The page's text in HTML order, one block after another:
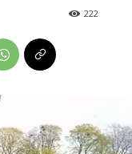
222